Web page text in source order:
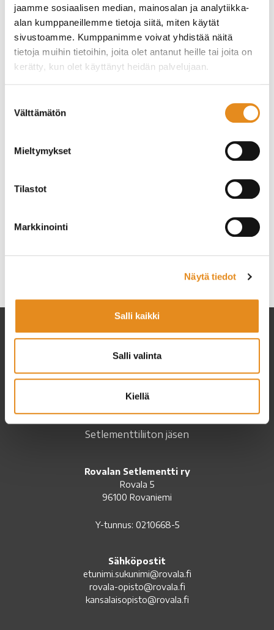
jaamme sosiaalisen median, mainosalan ja analytiikka-
alan kumppaneillemme tietoja siitä, miten käytät
sivustoamme. Kumppanimme voivat yhdistää näitä
tietoja muihin tietoihin, joita olet antanut heille tai joita on
kerätty, kun olet käyttänyt heidän palvelujaan.
valinta
Välttämätön
Mieltymykset
Tilastot
Markkinointi
Näytä tiedot
Salli kaikki
Salli valinta
Kiellä
Rovaniemen kansalaisopisto osallistuu tänäkin vuonna
Rovaniemen kädentaitomessuille, jotka järjestetään Lappi
Yläpuolella Lapin kansalaisopistojen työnäytösten
Rovaniemen kansalaisopisto
Setlementtiliiton jäsen
Rovalan Setlementti ry
Rovala 5
96100 Rovaniemi
Y-tunnus: 0210668-5
Sähköpostit
etunimi.sukunimi@rovala.fi
rovala-opisto@rovala.fi
kansalaisopisto@rovala.fi